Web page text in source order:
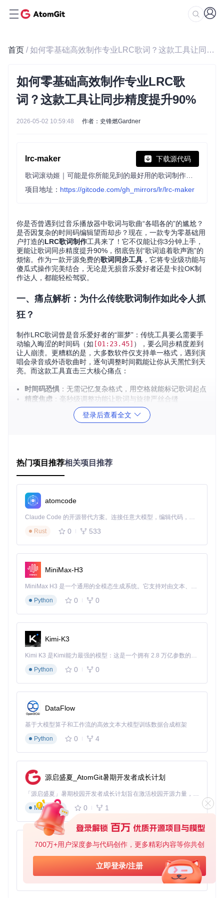
700万+用户深度参与代码创作，更多精彩内容等你共创
立即登录/注册
首页 / 如何零基础高效制作专业LRC歌词？这款工具让同步精度提升90%
如何零基础高效制作专业LRC歌
词？这款工具让同步精度提升90%
2026-05-02 10:59:48 作者：史锋燃Gardner
lrc-maker 下载源代码
项目地址： https://gitcode.com/gh_mirrors/lr/lrc-maker
你是否曾遇到过音乐播放器中歌词与歌曲“各唱各的”的尴尬？
是否因复杂的时间码编辑望而却步？现在，一款专为零基础用
户打造的LRC歌词制作工具来了！它不仅能让你3分钟上手，
更能让歌词同步精度提升90%，彻底告别“歌词追着歌声跑”的
烦恼。作为一款开源免费的歌词同步工具 ，它将专业级功能与
傻瓜式操作完美结合，无论是无损音乐爱好者还是卡拉OK制
作达人，都能轻松驾驭。
一、痛点解析：为什么传统歌词制作如此令人抓
狂？
制作LRC歌词曾是音乐爱好者的“噩梦”：传统工具要么需要手
动输入晦涩的时间码（如 [01:23.45] ），要么同步精度差到
让人崩溃。更糟糕的是，大多数软件仅支持单一格式，遇到演
唱会录音或外语歌曲时，逐句调整时间戳能让你从天黑忙到天
亮。而这款工具直击三大核心痛点：
时间码恐惧 ：无需记忆复杂格式，用空格就能标记歌词起点
精度焦虑 ：毫秒级调整功能让歌词与旋律严丝合缝
：生成的标准LRC文件适配99%音乐播放器
二、核心功能：三大秘密武器让你秒变歌词大师
1. 音乐心电图：波形可视化技术
打开工具后，音频文件会转化为清晰的波形图，就像给音乐做
了“心电图”。波峰对应重音，波谷代表停顿，让你一眼看穿歌
词该从哪里开始。
电子乐），对比优势：比传统音频进度条定位效率提升3倍。
2. 闪电操作：三步搞定歌词同步
第一步：拖放音频到波形区（支持MP3/FLAC/WAV等无损
格式）
第二步
第三步 ：播放时听到歌词开始就轻触空格，像给音乐贴标签
一样简单
械劳动中解放。
三、创新用法：不止于“制作歌词”的N种可能
制作外语歌曲的同步歌词，配合“单曲循环+逐句播放”功能，精
准定位发音难点。比如学日语歌时，可将罗马音与假名歌词并
列显示，听力练习效率翻倍。
⏱️ 播客字幕制作
将播客音频导入工具，为重点内容添加时间标记，导出的LRC
文件可作为字幕使用，特别适合知识类播客的笔记整理。
🎤 卡拉OK家庭派对
用批量调整功能制作“消音版”歌词，配合电视投屏，瞬间将客
厅变成KTV包厢。支持自定义字体颜色和滚动速度，派对氛围
直接拉满。
四、技术探秘：让复杂功能“隐形”的黑科技
这款工具采用“用户感知优先”的设计理念，将复杂技术藏在简
：通过音频波形分析，自动过滤背景噪音，确
跨设备适配：从手机到桌面端，所有操作保持一致体验，数
登录后查看全文
热门项目推荐相关项目推荐
atomcode
Claude Code 的开源替代方案。连接任意大模型，编辑代码，运行命令，自动验证 — 全自动执行。用 Rust 构建，极致性能。 ｜ An open-source alternative to Claude Code. Connect any LLM, edit code, run commands, and verify changes — autonomously. Built in Rust for speed. Get Started
Rust
0 533
MiniMax-H3
MiniMax H3 是一个通用的全模态生成系统。它支持对由文本、图像、视频和音频组成的多模态上下文进行统一理解，并能生成分辨率高达 2K、时长可达 15 秒的带原生立体声音频的视频。得益于面向任务泛化的系统设计，H3 在预训练阶段就已具备广泛的多模态上下文理解与生成能力，能够出色地执行复杂的多模态指令。
Python
0 0
Kimi-K3
Kimi K3 是Kimi能力最强的模型：这是一个拥有 2.8 万亿参数的混合专家（MoE）模型，具备原生视觉理解能力，并支持 100 万 token 的上下文窗口。
Python
0 0
DataFlow
基于大模型算子和工作流的高效文本大模型训练数据合成框架
Python
0 4
源启盛夏_AtomGit暑期开发者成长计划
「源启盛夏」暑期校园开发者成长计划旨在激活校园开源力量，通过积分激励、认证扶持、资源倾斜等形式，引导高校组织和开发者完成「入驻 — 建项目 — 做贡献 — 获认证 — 得资源」的完整闭环。无论你是想带领社团入驻平台的组织者，还是希望用代码贡献证明自己的开发者，都能在这里找到属于你的成长路径。
Markdown
0 1
py-xiaozhi
基于Python的Xiaozhi AI，适用于想要完整Xiaozhi体验而无需拥有专用硬件的用户。
Python
0 1